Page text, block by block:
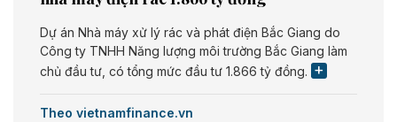
Dự án Nhà máy xử lý rác và phát điện Bắc Giang do
Công ty TNHH Năng lượng môi trường Bắc Giang làm
chủ đầu tư, có tổng mức đầu tư 1.866 tỷ đồng.
Theo vietnamfinance.vn